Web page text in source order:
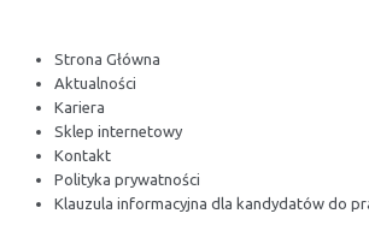
Strona Główna
Aktualności
Kariera
Sklep internetowy
Kontakt
Polityka prywatności
Klauzula informacyjna dla kandydatów do